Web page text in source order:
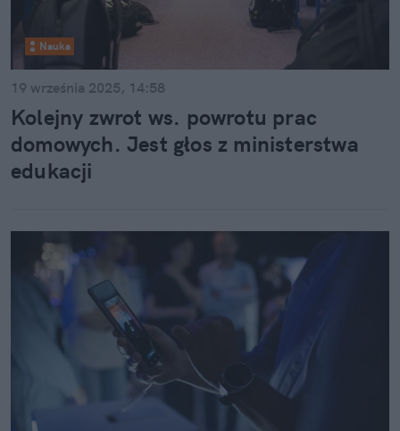
Nauka
19 września 2025, 14:58
Kolejny zwrot ws. powrotu prac
domowych. Jest głos z ministerstwa
edukacji